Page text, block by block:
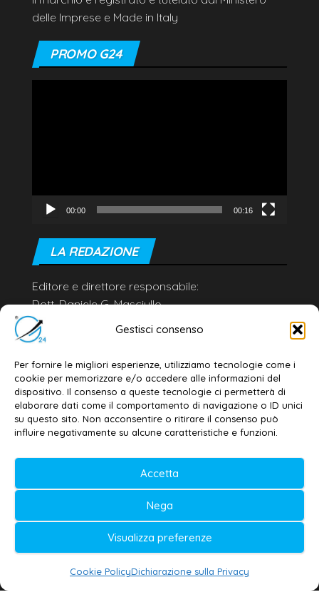
Gestisci consenso
Per fornire le migliori esperienze, utilizziamo tecnologie come i
cookie per memorizzare e/o accedere alle informazioni del
dispositivo. Il consenso a queste tecnologie ci permetterà di
elaborare dati come il comportamento di navigazione o ID unici
su questo sito. Non acconsentire o ritirare il consenso può
influire negativamente su alcune caratteristiche e funzioni.
Accetta
Nega
Visualizza preferenze
Cookie PolicyDichiarazione sulla Privacy
delle Imprese e Made in Italy
PROMO G24
00:00 00:16
LA REDAZIONE
Editore e direttore responsabile:
Dott. Daniele G. Masciullo
Email:
redazione@galatina24.it
Privacy policy–Cookie policy
© 2020-2026 | Galatina24 ®
Testata iscritta al n. 11/2020 Registro della
Stampa Tribunale di Lecce
Editore e direttore responsabile:
Daniele G. Masciullo
Galatina24 è marchio registrato dal Ministero
delle Imprese